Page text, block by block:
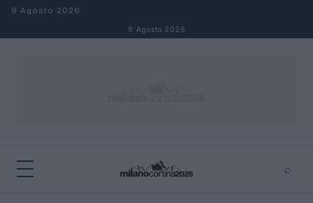
Salta al contenuto
9 Agosto 2026
9 Agosto 2026
⌕